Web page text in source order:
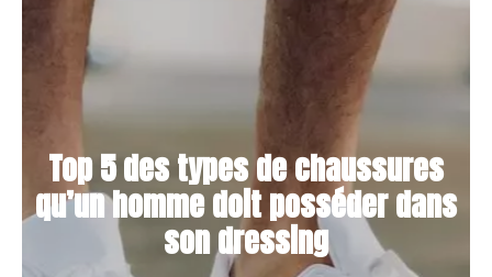
Top 5 des types de chaussures
qu’un homme doit posséder dans
son dressing